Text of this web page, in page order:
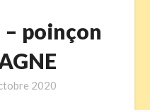
– poinçon
2020